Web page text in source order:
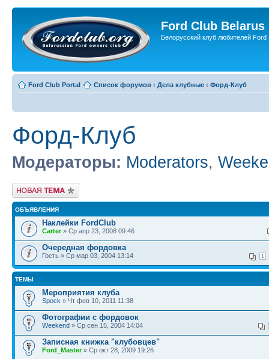
Ford Club Belarus
Белорусский клуб любителей Ford
Ford Club Portal Список форумов ‹ Дела клубные ‹ Форд-Клуб
Форд-Клуб
Модераторы: Moderators,
Новая тема
ОБЪЯВЛЕНИЯ
Наклейки FordClub
Carter» Ср апр 23, 2008 09:46
Очередная фордовка
1
Гость » Ср мар 03, 2004 13:14
ТЕМЫ
Мероприятия клуба
Spock » Чт фев 10, 2011 11:38
Фотографии с фордовок
Weekend » Ср сен 15, 2004 14:04
Записная книжка "клубовцев"
Ford_Master» Ср окт 28, 2009 19:26